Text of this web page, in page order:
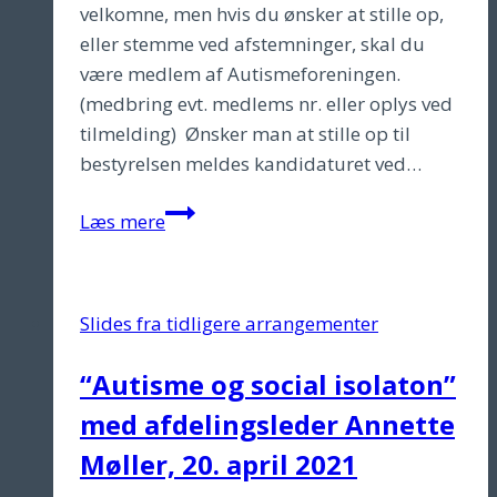
velkomne, men hvis du ønsker at stille op,
eller stemme ved afstemninger, skal du
være medlem af Autismeforeningen.
(medbring evt. medlems nr. eller oplys ved
tilmelding) Ønsker man at stille op til
bestyrelsen meldes kandidaturet ved…
Læs mereGenerelforsamling
Slides fra tidligere arrangementer
“Autisme og social isolaton”
med afdelingsleder Annette
Møller, 20. april 2021